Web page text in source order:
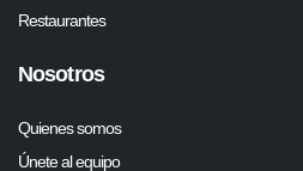
Restaurantes
Nosotros
Quienes somos
Únete al equipo